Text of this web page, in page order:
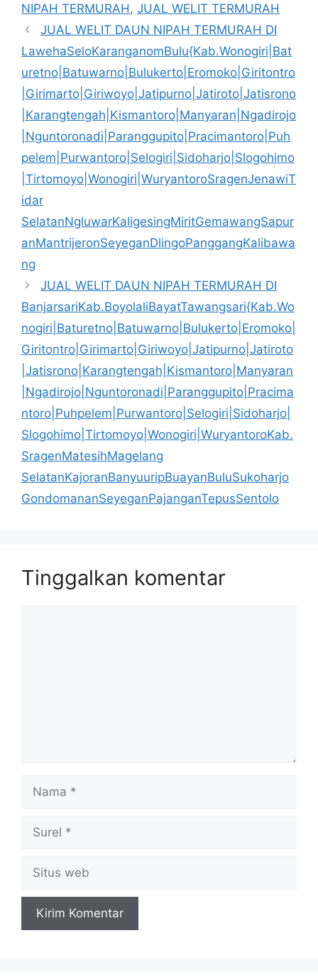
NIPAH TERMURAH , JUAL WELIT TERMURAH
JUAL WELIT DAUN NIPAH TERMURAH DI
LawehaSeloKaranganomBulu{Kab.Wonogiri|Bat
uretno|Batuwarno|Bulukerto|Eromoko|Giritontro
|Girimarto|Giriwoyo|Jatipurno|Jatiroto|Jatisrono
|Karangtengah|Kismantoro|Manyaran|Ngadirojo
|Nguntoronadi|Paranggupito|Pracimantoro|Puh
pelem|Purwantoro|Selogiri|Sidoharjo|Slogohimo
|Tirtomoyo|Wonogiri|WuryantoroSragenJenawiT
idar
SelatanNgluwarKaligesingMiritGemawangSapur
anMantrijeronSeyeganDlingoPanggangKalibawa
ng
JUAL WELIT DAUN NIPAH TERMURAH DI
BanjarsariKab.BoyolaliBayatTawangsari{Kab.Wo
nogiri|Baturetno|Batuwarno|Bulukerto|Eromoko|
Giritontro|Girimarto|Giriwoyo|Jatipurno|Jatiroto
|Jatisrono|Karangtengah|Kismantoro|Manyaran
|Ngadirojo|Nguntoronadi|Paranggupito|Pracima
ntoro|Puhpelem|Purwantoro|Selogiri|Sidoharjo|
Slogohimo|Tirtomoyo|Wonogiri|WuryantoroKab.
SragenMatesihMagelang
SelatanKajoranBanyuuripBuayanBuluSukoharjo
GondomananSeyeganPajanganTepusSentolo
Tinggalkan komentar
web